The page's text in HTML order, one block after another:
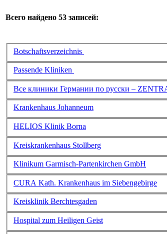
Всего найдено 53 записей:
Botschaftsverzeichnis
Passende Kliniken
Все клиники Германии по русски –
Krankenhaus Johanneum
HELIOS Klinik Borna
Kreiskrankenhaus Stollberg
Klinikum Garmisch-Partenkirchen GmbH
CURA Kath. Krankenhaus im Siebengebirge
Kreisklinik Berchtesgaden
Hospital zum Heiligen Geist